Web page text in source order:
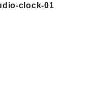
clock-01